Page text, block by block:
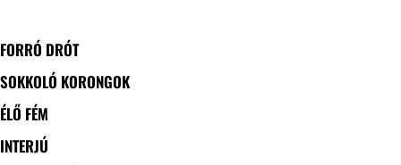
FORRÓ DRÓT
SOKKOLÓ KORONGOK
ÉLŐ FÉM
INTERJÚ